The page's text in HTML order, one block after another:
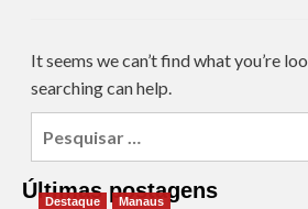
It seems we can’t find what you’re
searching can help.
Últimas postagens
Destaque Manaus